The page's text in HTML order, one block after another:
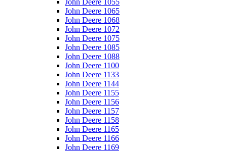
John Deere 1055
John Deere 1065
John Deere 1068
John Deere 1072
John Deere 1075
John Deere 1085
John Deere 1088
John Deere 1100
John Deere 1133
John Deere 1144
John Deere 1155
John Deere 1156
John Deere 1157
John Deere 1158
John Deere 1165
John Deere 1166
John Deere 1169